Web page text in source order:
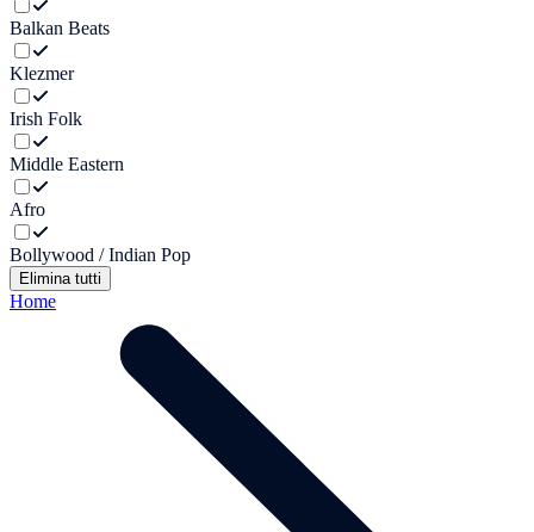
Balkan Beats
Klezmer
Irish Folk
Middle Eastern
Afro
Bollywood / Indian Pop
Elimina tutti
Home